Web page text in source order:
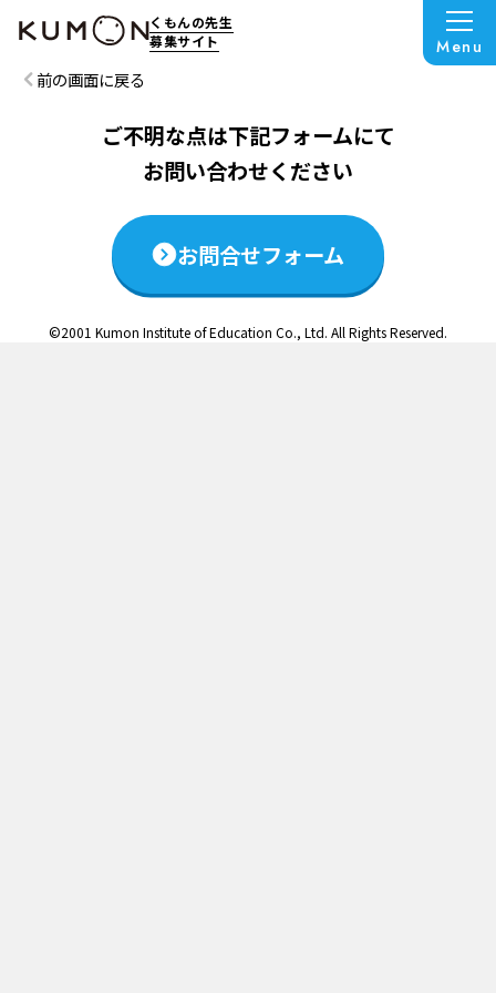
くもんの先生
募集サイト
Menu
この説明会は終了いたしました
前の画面に戻る
ご不明な点は下記フォームにて
お問い合わせください
お問合せフォーム
©2001 Kumon Institute of Education Co., Ltd. All Rights Reserved.